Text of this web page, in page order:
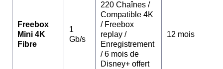
Freebox
Mini 4K
Fibre
1
Gb/s
220 Chaînes /
Compatible 4K
/ Freebox
replay /
Enregistrement
/ 6 mois de
Disney+ offert
12 mois